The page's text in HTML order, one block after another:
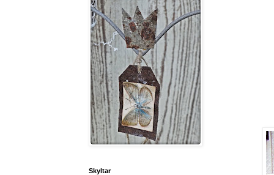
Skyltar